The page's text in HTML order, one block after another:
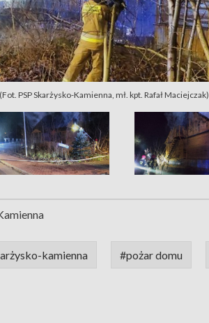
PSP Skarżysko-Kamienna, mł. kpt. Rafał Maciejczak)
kamienna #pożar domu